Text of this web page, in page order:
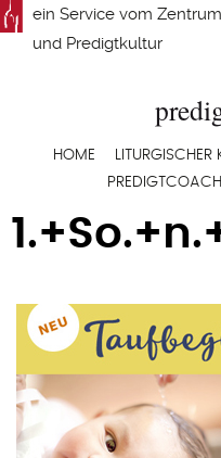
Direkt
zum
ein Service vom
und Predigtkultur
HOME LITURGISCHER